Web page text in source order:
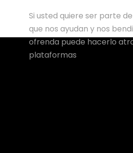
Si usted quiere ser parte
que nos ayudan y nos
ofrenda puede hacerlo
plataformas